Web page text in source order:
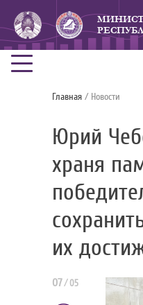
Главная / Новости
Юрий
храня
их
07/ 05